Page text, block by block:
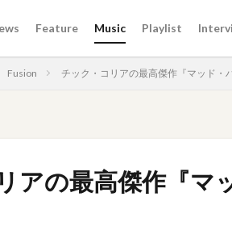
Feature Music Playlist
Fusion チック・コリアの最高傑作『マッド・
アの最高傑作『マ